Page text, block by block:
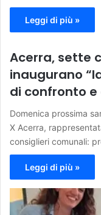
Leggi di più »
Acerra, sette
inaugurano
di confronto
Domenica prossima
X Acerra,
consiglieri comunali:
Leggi di più »